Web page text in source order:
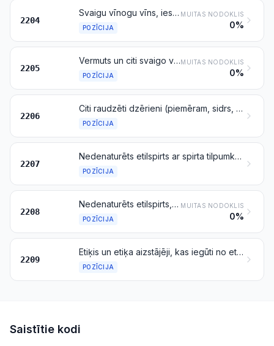
2204
Svaigu vīnogu vīns, ieskaitot stiprinātos vīnus; vīnogu misa, izņemot pozīcijā 2009 minēto
POZĪCIJA
MUITAS NODOKLIS
0%
2205
Vermuts un citi svaigo vīnogu vīni, kas aromatizēti ar augiem vai aromātiskām vielām
POZĪCIJA
MUITAS NODOKLIS
0%
2206
Citi raudzēti dzērieni (piemēram, sidrs, bumbieru vīns, medalus, sakē); raudzēto dzērienu maisījumi un raudzēto dzērienu un bezalkoholisko dzērienu maisījumi, kas citur nav minēti un iekļauti
POZĪCIJA
2207
Nedenaturēts etilspirts ar spirta tilpumkoncentrāciju 80 tilp. % vai vairāk; etilspirts un citi jebkāda stipruma spirti, denaturēti
POZĪCIJA
2208
Nedenaturēts etilspirts, kura spirta tilpumkoncentrācija ir mazāk nekā 80 tilp. %; stiprie alkoholiskie dzērieni, liķieri un citi alkoholiski dzērieni
POZĪCIJA
MUITAS NODOKLIS
0%
2209
Etiķis un etiķa aizstājēji, kas iegūti no etiķskābes
POZĪCIJA
Saistītie kodi